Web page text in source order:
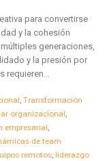
para convertirse
y la cohesión
generaciones,
y la presión por
,Transformación
organizacional,
empresarial,
de team
remotos, liderazgo